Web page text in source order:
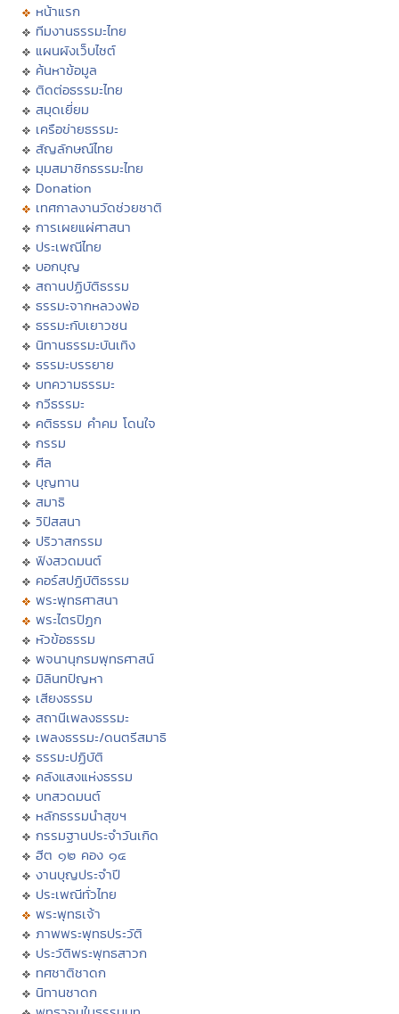
หน้าแรก
ทีมงานธรรมะไทย
แผนผังเว็บไซต์
ค้นหาข้อมูล
ติดต่อธรรมะไทย
สมุดเยี่ยม
เครือข่ายธรรมะ
สัญลักษณ์ไทย
มุมสมาชิกธรรมะไทย
Donation
เทศกาลงานวัดช่วยชาติ
การเผยแผ่ศาสนา
ประเพณีไทย
บอกบุญ
สถานปฏิบัติธรรม
ธรรมะจากหลวงพ่อ
ธรรมะกับเยาวชน
นิทานธรรมะบันเทิง
ธรรมะบรรยาย
บทความธรรมะ
กวีธรรมะ
คติธรรม คำคม โดนใจ
กรรม
ศีล
บุญทาน
สมาธิ
วิปัสสนา
ปริวาสกรรม
ฟังสวดมนต์
คอร์สปฏิบัติธรรม
พระพุทธศาสนา
พระไตรปิฏก
หัวข้อธรรม
พจนานุกรมพุทธศาสน์
มิลินทปัญหา
เสียงธรรม
สถานีเพลงธรรมะ
เพลงธรรมะ/ดนตรีสมาธิ
ธรรมะปฏิบัติ
คลังแสงแห่งธรรม
บทสวดมนต์
หลักธรรมนำสุขฯ
กรรมฐานประจำวันเกิด
ฮีต ๑๒ คอง ๑๔
งานบุญประจำปี
ประเพณีทั่วไทย
พระพุทธเจ้า
ภาพพระพุทธประวัติ
ประวัติพระพุทธสาวก
ทศชาติชาดก
นิทานชาดก